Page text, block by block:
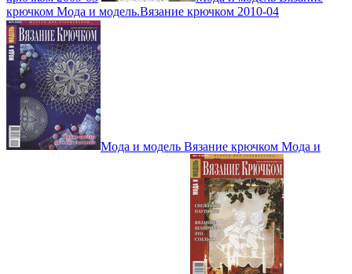
крючком Мода и модель.Вязание крючком 2010-04
Мода и модель Вязание крючком Мода и